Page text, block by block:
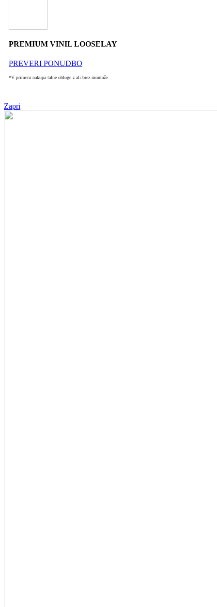
PREMIUM VINIL LOOSELAY
PREVERI PONUDBO
*V primeru nakupa talne obloge z ali brez montaže.
Zapri